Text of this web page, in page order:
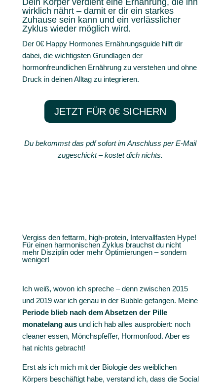
Dein Körper verdient eine Ernährung, die ihn
wirklich nährt – damit er dir ein starkes
Zuhause sein kann und ein verlässlicher
Zyklus wieder möglich wird.
Der 0€ Happy Hormones Ernährungsguide hilft dir
dabei, die wichtigsten Grundlagen der
hormonfreundlichen Ernährung zu verstehen und ohne
Druck in deinen Alltag zu integrieren.
JETZT FÜR 0€ SICHERN
Du bekommst das pdf sofort im Anschluss per E-Mail
zugeschickt – kostet dich nichts.
Vergiss den fettarm, high-protein, Intervallfasten Hype!
Für einen harmonischen Zyklus brauchst du nicht
mehr Disziplin oder mehr Optimierungen – sondern
weniger!
Ich weiß, wovon ich spreche – denn zwischen 2015
und 2019 war ich genau in der Bubble gefangen. Meine
Periode blieb nach dem Absetzen der Pille
monatelang ausund ich hab alles ausprobiert: noch
cleaner essen, Mönchspfeffer, Hormonfood. Aber es
hat nichts gebracht!
Erst als ich mich mit der Biologie des weiblichen
Körpers beschäftigt habe, verstand ich, dass die Social